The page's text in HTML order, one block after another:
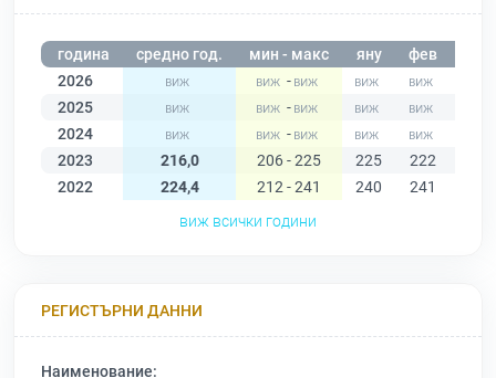
година средно год. мин - макс яну фев
2026
-
2025
-
2024
-
2023
216,0 206 - 225 225 222
2022
224,4 212 - 241 240 241
виж всички години
РЕГИСТЪРНИ ДАННИ
Наименование: